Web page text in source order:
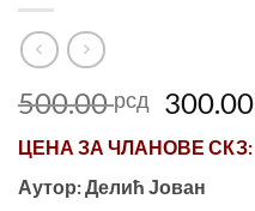
500.00рсд
је
била:
300.00
ЦЕНА ЗА ЧЛАНОВЕ СКЗ
Аутор: Делић Јован